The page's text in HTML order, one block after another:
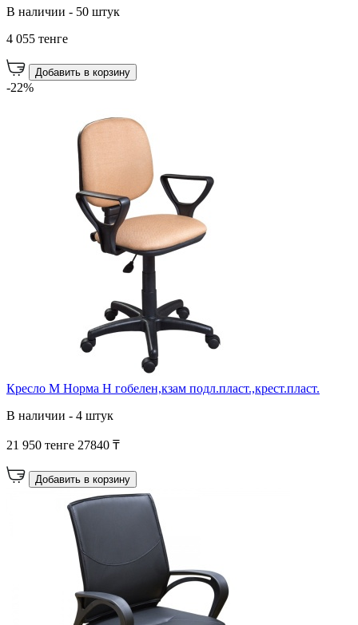
В наличии - 50 штук
4 055 тенге
Добавить в корзину
-22%
Кресло М Норма Н гобелен,кзам подл.пласт.,крест.пласт.
В наличии - 4 штук
21 950 тенге 27840 ₸
Добавить в корзину